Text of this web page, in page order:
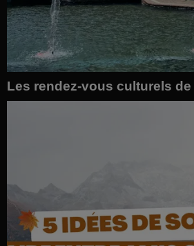
Les rendez-vous culturels de